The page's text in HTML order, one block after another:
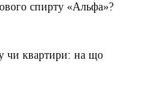
спирту «Альфа»?
чи квартири: на що